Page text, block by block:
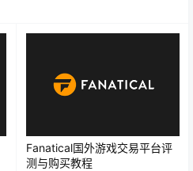
Fanatical国外游戏交易平台评
测与购买教程